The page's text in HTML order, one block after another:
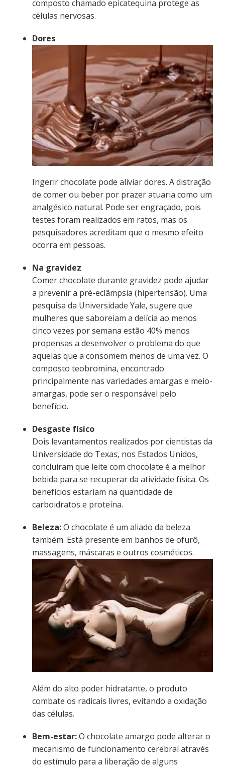
composto chamado epicatequina protege as
células nervosas.
Dores
Ingerir chocolate pode aliviar dores. A distração
de comer ou beber por prazer atuaria como um
analgésico natural. Pode ser engraçado, pois
testes foram realizados em ratos, mas os
pesquisadores acreditam que o mesmo efeito
ocorra em pessoas.
Na gravidez
Comer chocolate durante gravidez pode ajudar
a prevenir a pré-eclâmpsia (hipertensão). Uma
pesquisa da Universidade Yale, sugere que
mulheres que saboreiam a delícia ao menos
cinco vezes por semana estão 40% menos
propensas a desenvolver o problema do que
aquelas que a consomem menos de uma vez. O
composto teobromina, encontrado
principalmente nas variedades amargas e meio-
amargas, pode ser o responsável pelo
benefício.
Desgaste físico
Dois levantamentos realizados por cientistas da
Universidade do Texas, nos Estados Unidos,
concluíram que leite com chocolate é a melhor
bebida para se recuperar da atividade física. Os
benefícios estariam na quantidade de
carboidratos e proteína.
Beleza:O chocolate é um aliado da beleza
também. Está presente em banhos de ofurô,
massagens, máscaras e outros cosméticos.
Além do alto poder hidratante, o produto
combate os radicais livres, evitando a oxidação
das células.
Bem-estar:O chocolate amargo pode alterar o
mecanismo de funcionamento cerebral através
do estímulo para a liberação de alguns